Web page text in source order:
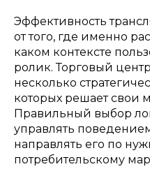
Эффективность
от того, где именно
каком контексте
ролик. Торговый
несколько
которых решает свои
Правильный выбор
управлять
направлять его по
потребительскому